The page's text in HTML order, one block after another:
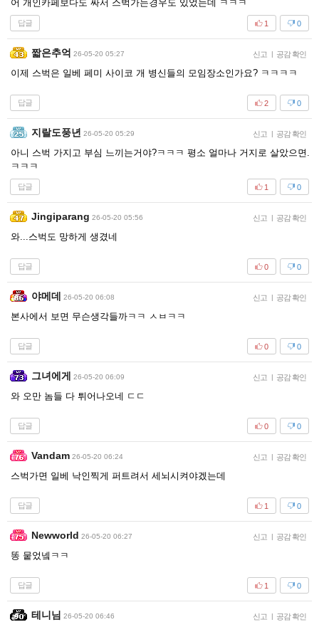
어 개인카페보다도 싸서 스벅가는경우도 있었는데 ㅋㅋㅋ
답글 0
1
짧은추억 26-05-20 05:27 신고 | 공감 확인
이제 스벅은 일베 페미 사이코 개 병신들의 모임장소인가요? ㅋㅋㅋㅋ
답글 0
2
지랄도풍년 26-05-20 05:29 신고 | 공감 확인
아니 스벅 가지고 부심 느끼는거야?ㅋㅋㅋ 평소 얼마나 거지로 살았으면.
ㅋㅋㅋ
답글 0
1
Jingiparang 26-05-20 05:56 신고 | 공감 확인
와...스벅도 망하게 생겼네
답글 0
0
야메데 26-05-20 06:08 신고 | 공감 확인
본사에서 보면 무슨생각들까ㅋㅋ ㅅㅂㅋㅋ
답글 0
0
그녀에게 26-05-20 06:09 신고 | 공감 확인
와 오만 놈들 다 튀어나오네 ㄷㄷ
답글 0
0
Vandam 26-05-20 06:24 신고 | 공감 확인
스벅가면 일베 낙인찍게 퍼트려서 세뇌시켜야겠는데
답글 0
1
Newworld 26-05-20 06:27 신고 | 공감 확인
똥 뭍었넼ㅋㅋ
답글 0
1
테니님 26-05-20 06:46 신고 | 공감 확인